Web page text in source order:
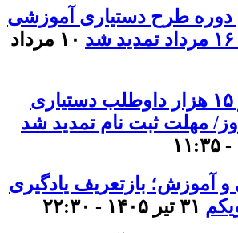
دوره طرح دستیاری آموزشی
۱۰ مرداد
ثبت‌نام بیش از ۱۵ هزار داوطلب دستیاری
مهلت ثبت نام تمدید شد
بازتعریف یادگیری
۳۱ تیر ۱۴۰۵ - ۲۲:۳۰